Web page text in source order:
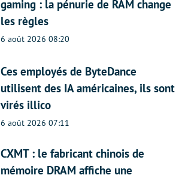
gaming : la pénurie de RAM change
les règles
6 août 2026 08:20
Ces employés de ByteDance
utilisent des IA américaines, ils sont
virés illico
6 août 2026 07:11
CXMT : le fabricant chinois de
mémoire DRAM affiche une